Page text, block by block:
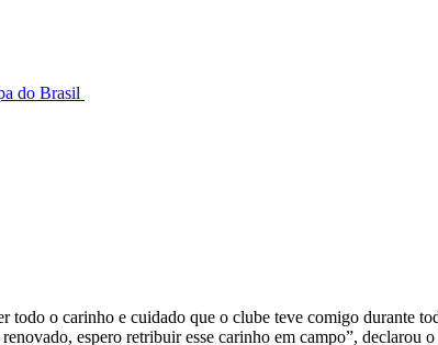
do Brasil
o carinho e cuidado que o clube teve comigo durante
espero retribuir esse carinho em campo”, declarou